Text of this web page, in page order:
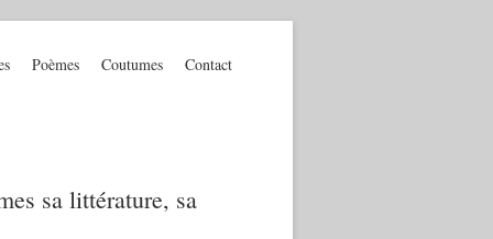
sa littérature, sa
Poèmes Coutumes Contact